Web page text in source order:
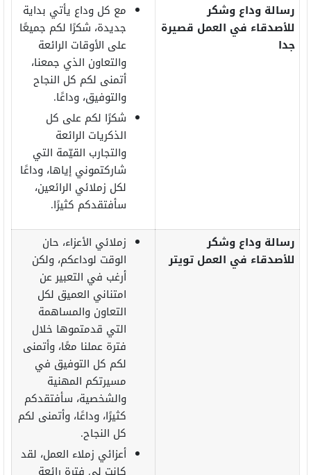
رسالة وداع وشكر
للأصدقاء في العمل قصيرة
جدا
مع كل وداع يأتي بداية
جديدة، شكرًا لكم جميعًا
على الأوقات الرائعة
والتعاون الذي جمعنا،
أتمنى لكم كل النجاح
والتوفيق، وداعًا.
شكرًا لكم على كل
الذكريات الرائعة
والتجارب القيّمة التي
شاركتموني إياها، وداعًا
لكل زملائي الرائعين،
سأفتقدكم كثيرًا.
رسالة وداع وشكر
للأصدقاء في العمل تويتر
زملائي الأعزاء، حان
الوقت لوداعكم، ولكن
أرغب في التعبير عن
امتناني العميق لكل
التعاون والمساهمة
التي قدمتموها خلال
فترة عملنا معًا، وأتمنى
لكم كل التوفيق في
مسيرتكم المهنية
والشخصية، سأفتقدكم
كثيرًا، وداعًا، وأتمنى لكم
كل النجاح.
أعزائي زملاء العمل، لقد